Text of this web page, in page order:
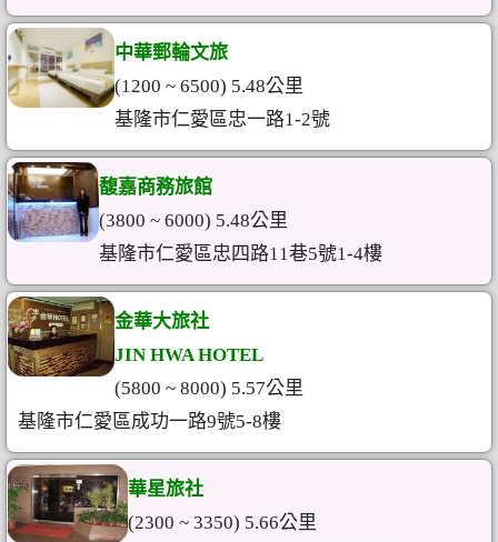
中華郵輪文旅
(1200 ~ 6500) 5.48公里
基隆市仁愛區忠一路1-2號
馥嘉商務旅館
(3800 ~ 6000) 5.48公里
基隆市仁愛區忠四路11巷5號1-4樓
金華大旅社
JIN HWA HOTEL
(5800 ~ 8000) 5.57公里
基隆市仁愛區成功一路9號5-8樓
華星旅社
(2300 ~ 3350) 5.66公里